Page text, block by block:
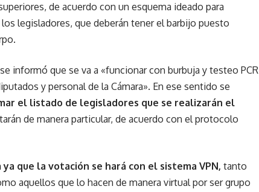
de acuerdo con un esquema ideado para
legisladores, que deberán tener el barbijo puesto
informó que se va a «funcionar con burbuja y testeo PCR
y personal de la Cámara». En ese sentido se
el listado de legisladores que se realizarán el
de manera particular, de acuerdo con el protocolo
que la votación se hará con el sistema VPN, tanto
aquellos que lo hacen de manera virtual por ser grupo